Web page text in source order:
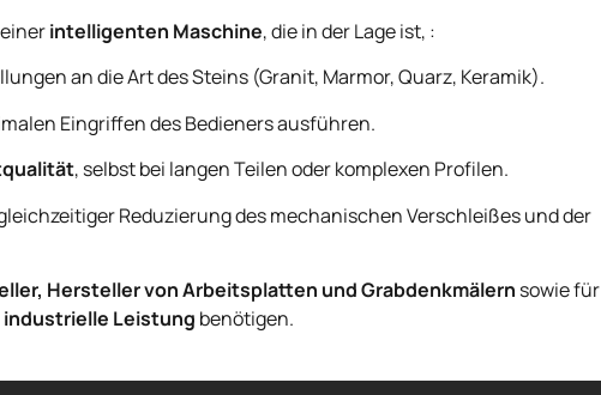
intelligenten Maschine, die in der Lage ist, :
an die Art des Steins (Granit, Marmor, Quarz, Keramik).
Eingriffen des Bedieners ausführen.
, selbst bei langen Teilen oder komplexen Profilen.
Reduzierung des mechanischen Verschleißes und der
Hersteller von Arbeitsplatten und Grabdenkmälern sowie für
Leistung benötigen.